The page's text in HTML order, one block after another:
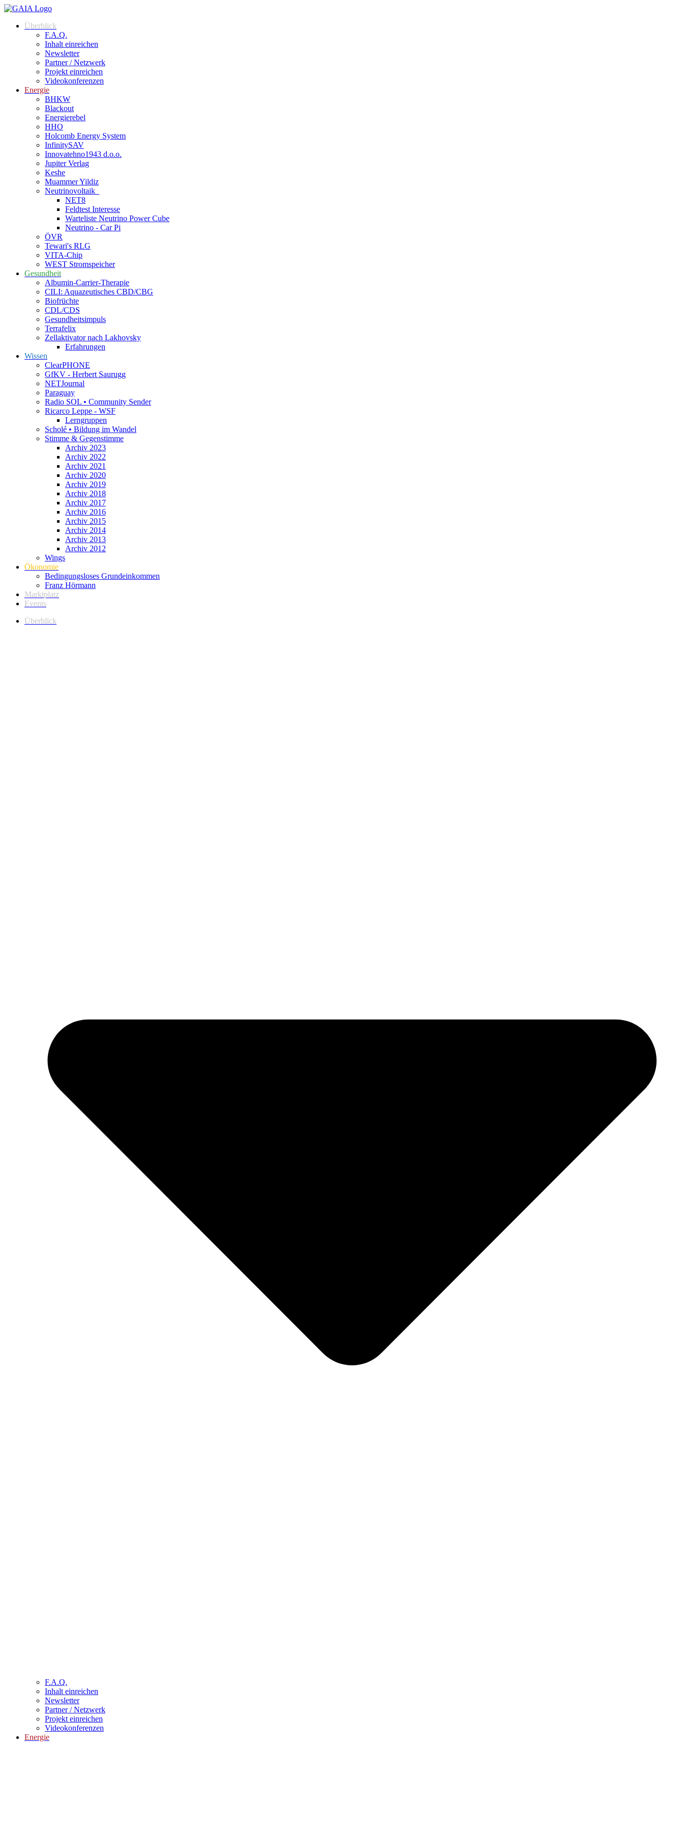
Überblick
F.A.Q.
Inhalt einreichen
Newsletter
Partner / Netzwerk
Projekt einreichen
Videokonferenzen
Energie
BHKW
Blackout
Energierebel
HHO
Holcomb Energy System
InfinitySAV
Innovatehno1943 d.o.o.
Jupiter Verlag
Keshe
Muammer Yildiz
Neutrinovoltaik
NET8
Feldtest Interesse
Warteliste Neutrino Power Cube
Neutrino - Car Pi
ÖVR
Tewari's RLG
VITA-Chip
WEST Stromspeicher
Gesundheit
Albumin-Carrier-Therapie
CILI: Aquazeutisches CBD/CBG
Biofrüchte
CDL/CDS
Gesundheitsimpuls
Terrafelix
Zellaktivator nach Lakhovsky
Erfahrungen
Wissen
ClearPHONE
GfKV - Herbert Saurugg
NETJournal
Paraguay
Radio SOL • Community Sender
Ricarco Leppe - WSF
Lerngruppen
Scholé • Bildung im Wandel
Stimme & Gegenstimme
Archiv 2023
Archiv 2022
Archiv 2021
Archiv 2020
Archiv 2019
Archiv 2018
Archiv 2017
Archiv 2016
Archiv 2015
Archiv 2014
Archiv 2013
Archiv 2012
Wings
Ökonomie
Bedingungsloses Grundeinkommen
Franz Hörmann
Marktplatz
Events
Überblick
F.A.Q.
Inhalt einreichen
Newsletter
Partner / Netzwerk
Projekt einreichen
Videokonferenzen
Energie